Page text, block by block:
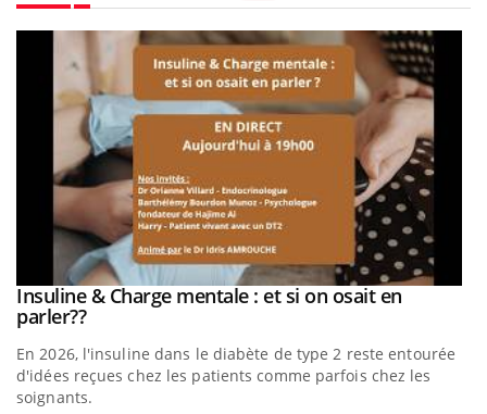
Youtube
Insuline & Charge mentale : et si on osait en
parler??Youtube
En 2026, l'insuline dans le diabète de type 2 reste entourée
d'idées reçues chez les patients comme parfois chez les
soignants.